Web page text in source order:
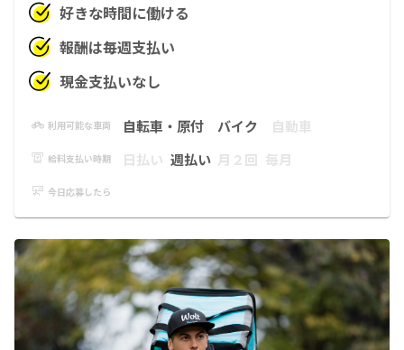
好きな時間に働ける
報酬は毎週支払い
現金支払いなし
利用可能な車両 自転車・原付 バイク 自動車
給料支払い時期 日払い 週払い 月２回 毎月
今日応募したら